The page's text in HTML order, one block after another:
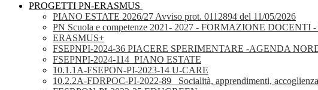
PROGETTI PN-ERASMUS
PIANO ESTATE 2026/27 Avviso prot. 0112894 del 11/05/2026
PN Scuola e competenze 2021- 2027 - FORMAZIONE DOCENTI
ERASMUS+
FSEPNPI-2024-36 PIACERE SPERIMENTARE -AGENDA
FSEPNPI-2024-114_PIANO ESTATE
10.1.1A-FSEPON-PI-2023-14 U-CARE
10.2.2A-FDRPOC-PI-2022-89_ Socialità, apprendimenti, accoglienza